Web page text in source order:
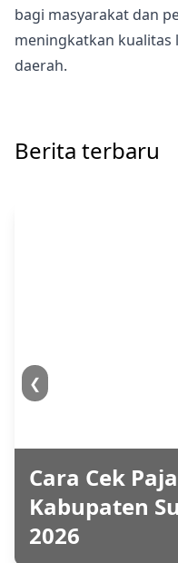
bagi masyarakat dan
meningkatkan kualitas
daerah.
Berita terbaru
Cara Cek
Kabupaten
2026
❮